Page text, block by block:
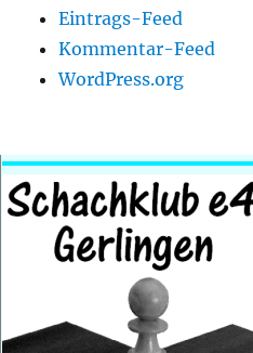
Eintrags-Feed
Kommentar-Feed
WordPress.org